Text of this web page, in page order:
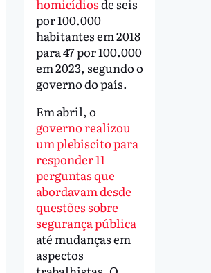
homicídiosde seis
por 100.000
habitantes em 2018
para 47 por 100.000
em 2023, segundo o
governo do país.
Em abril, o
governo realizou
um plebiscito para
responder 11
perguntas que
abordavam desde
questões sobre
segurança pública
até mudanças em
aspectos